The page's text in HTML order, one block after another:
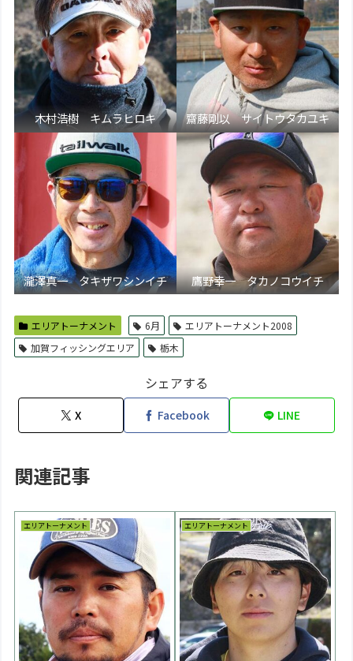
木村浩樹 キムラヒロキ 齋藤剛以 サイトウタカユキ
瀧澤真一 タキザワシンイチ 鷹野幸一 タカノコウイチ
エリアトーナメント 6月
エリアトーナメント2008
加賀フィッシングエリア
栃木
シェアする
X Facebook LINE
関連記事
エリアトーナメント エリアトーナメント